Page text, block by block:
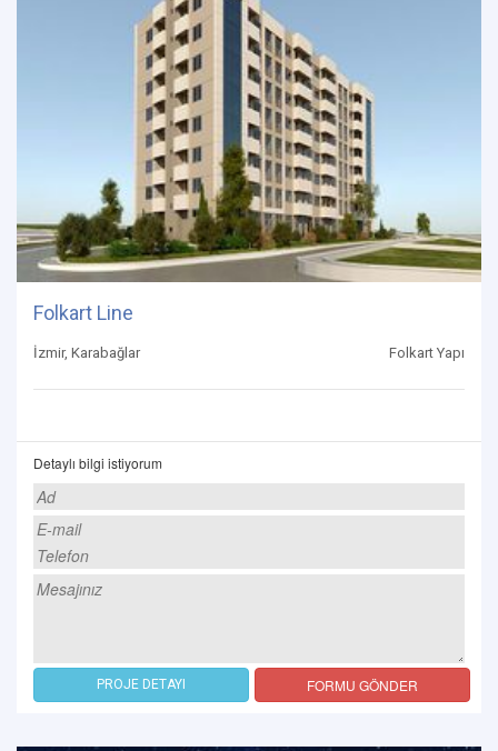
Folkart Line
İzmir, Karabağlar Folkart Yapı
Detaylı bilgi istiyorum
PROJE DETAYI FORMU GÖNDER